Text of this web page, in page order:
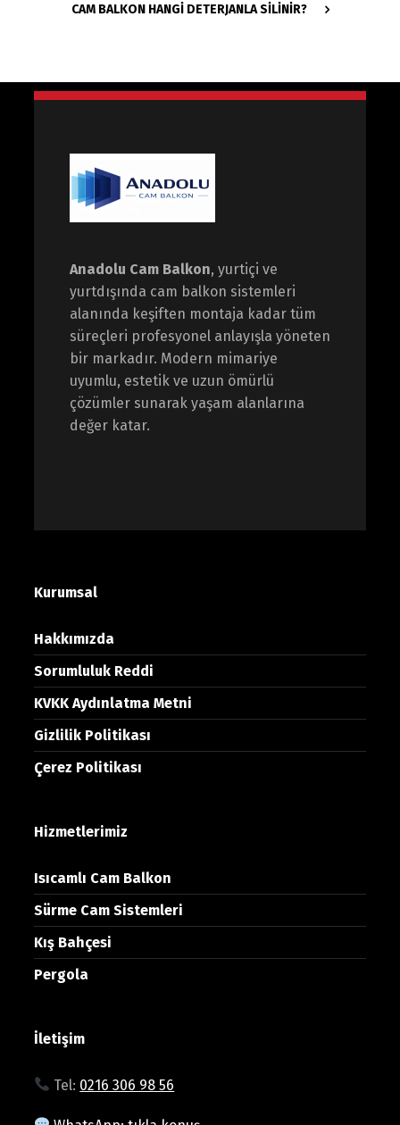
CAM BALKON HANGI DETERJANLA SILINIR?
Anadolu Cam Balkon, yurtiçi ve
yurtdışında cam balkon sistemleri
alanında keşiften montaja kadar tüm
süreçleri profesyonel anlayışla yöneten
bir markadır. Modern mimariye
uyumlu, estetik ve uzun ömürlü
çözümler sunarak yaşam alanlarına
değer katar.
Kurumsal
Hakkımızda
Sorumluluk Reddi
KVKK Aydınlatma Metni
Gizlilik Politikası
Çerez Politikası
Hizmetlerimiz
Isıcamlı Cam Balkon
Sürme Cam Sistemleri
Kış Bahçesi
Pergola
İletişim
Tel: 0216 306 98 56